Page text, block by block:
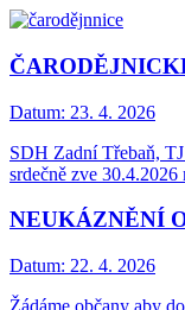
Datum: 23. 4. 2026
SDH Zadní Třebaň,
srdečně zve
NEUKÁZNĚNÍ
Datum: 22. 4. 2026
Žádáme občany aby